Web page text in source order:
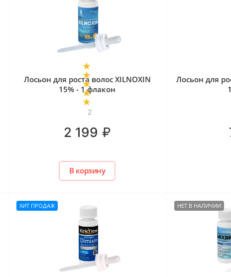
2
Лосьон для роста волос XILNOXIN
15% - 1 флакон
2 199 ₽
В корзину
Лосьон для
ХИТ ПРОДАЖ НЕТ В НАЛИЧИИ